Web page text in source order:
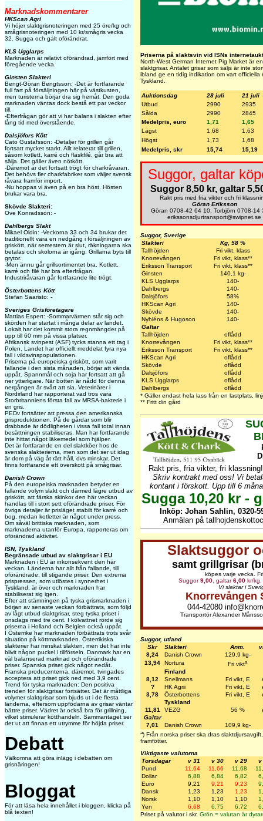
Marknadskommentarer
HKScan Agri
Vi höjer slaktgrisnoteringen med 25 öre/kg och
smågrisnoteringen med 10 kr/smågris vecka
32. Sugga och galt oförändrat.
KLS Ugglarps
Marknaden är relativt oförändrad, jämfört med
föregående vecka.
Ginsten Slakteri
Bengt-Göran Bengtsson: -Det är fortfarande
full fart på försäljningen här på västkusten,
men turisterna börjar dra sig hemåt. Den goda
marknaden väntas dock bestå ett par veckor
till.
-Efterfrågan gör att vi har balans i slakten efter
lång tid med överstående.
Dalsjöfors Kött
Cato Gustafsson: -Detaljer för grillen går
fortsatt mycket starkt. Allt relaterat till grillen,
såsom kotlett, karré och fläskfilé, går bra att
sälja. Det gäller även nötkött.
-Däremot är det fortsatt trögt för charkråvaran.
Det behövs fler charkfabriker som väljer svensk
råvara framför import.
-Nu hoppas vi även på en bra höst. Hösten
brukar vara bra.
Skövde Slakteri:
Ove Konradsson: -
Dahlbergs Slakt
Mikael Oldin: -Veckorna 33 och 34 brukar det
traditionellt vara en nedgång i försäljningen av
griskött, när semestern är slut, räkningarna ska
betalas och skolorna är igång. Grillarna byts till
grytor.
-Men ännu går grillsortimentet bra. Kotlett,
karré och filé har bra efterfrågan.
Industriråvaran går fortfarande lite trögt.
Österbottens Kött
Stefan Saaristo: -
Sveriges Grisföretagare
Mattias Espert: -Sommarvärmen står sig och
skörden har startat i många delar av landet.
Lokalt har det kommit stora regnmängder på
upp till 60 mm på vissa platser.
Afrikansk svinpest (ASF) tycks stanna ett tag i
Polen. Landet har officiellt meddelat fyra nya
fall i vildsvinspopulationen.
Priserna på europeiska griskött, som varit
fallande i den sista månaden, börjar att vända
uppåt. Spannmål och soja har fortsatt att gå
ner ytterligare. När botten är nådd för denna
nergången är svårt att sia. Veterinärer i
Nordirland har rapporterat vad tros vara
Storbritanniens första fall av MRSA-bakterie i
en gris.
PEDv fortsätter att pressa den amerikanska
grisproduktionen. På de gårdar som blir
drabbade är dödligheten i vissa fall total innan
besättningen stabiliseras. Man har fortfarande
inte hittat något läkemedel som hjälper.
Det är fortfarande en del slaktköer hos de
svenska slakterierna, men som det ser ut idag
är dom på väg åt rätt håll, dvs minskar. Det
finns fortfarande ett överskott på smågrisar.
Danish Crown
På den europeiska marknaden betyder en
fallande volym slakt och därmed lägre utbud av
griskött, att färska skinkor den här veckan
handlas till i stort sett oförändrade priser. För
övriga detaljer är prisläget stabilt för karré och
bog, medan kotletter är något under press.
Om såväl brittiska marknaden, som
marknaderna utanför Europa, rapporteras om
oförändrad aktivitet.
ISN, Tyskland
Begränsade utbud av slaktgrisar i EU
Marknaden i EU är inkonsekvent den här
veckan. Länderna har allt från fallande, till
oförändrade, till stigande priser. Den extrema
prispressen, som utlöstes i synnerhet i
Tyskland, är över och marknaden har
stabiliserat sig igen.
Efter att stämningen på tyska grismarknaden i
början av senaste veckan förbättrats, som följd
av lågt utbud slaktgrisar, steg tyska priset i
onsdags med tre cent. I kölvattnet rörde sig
priserna i Holland och Belgien också uppåt.
I Österrike har marknaden förbättrats trots svår
situation på köttmarknaden. Österrikiska
slakterier har minskat slakten, men det har inte
blivit någon puckel i tillförseln. Danmark har en
väl balanserad marknad och oförändrade
priser. Spanska priset gick något nedåt.
Franska producenterna, däremot, tvingades
acceptera att priset gick ned med 3,9 cent.
Trend för tyska marknaden: Den positiva
trenden för slaktgrisar fortsätter. Det är måttliga
volymer slaktgrisar som bjuds ut i de flesta
länderna, eftersom uppfödarna av grisar väntar
bättre priser. Vädret är också bra för grillning,
vilket stimulerar kötthandeln. Sammantaget ser
det ut att finnas ett utrymme för höjda priser.
Debatt
Välkomna att göra inlägg i debatten om
grisnäringen!
Bloggat
För att läsa hela innehållet i bloggen, klicka på
blå texten!
Priserna på slaktsvin vid ISNs
North-West German Internet Pig Market är
slaktgrisar. Antalet grisar som säljs är inte
ibland ge en tidig indikation om vart officiella
Tyskland.
Auktionsdag 28 juli
21 juli
Utbud
2990
2935
Sålda
2990
2845
Medelpris, euro
1,71
1,65
Lägst
1,68
1,63
Högst
1,73
1,68
Medelpris, skr
15,74 15,19
Suggor, galtar
Suggor 8,50 kr, galtar
Rakt pris med fria vikter och fri
Göran Eriksson
Göran 0708-42 64 10, Torbjörn 0708-14
erikssonsdjurtransport@swipnet.se
Suggor, Sverige
Slakteri
Kg, 58 %
Tallhöjden
Fri vikt, klass
Knorrevången
Fri vikt, klass**
Eriksson Transport
Fri vikt, klass**
Ginsten
140,1 kg-
KLS Ugglarps
140-
Dahlbergs
140-
Dalsjöfors
58%
HKScan Agri
140-
Skövde
140-
Nyhléns & Hugoson
140-
Galtar
Tallhöjden
oflådd
Knorrevången
Fri vikt, klass**
Eriksson Transport
Fri vikt, klass**
HKScan Agri
oflådd
Skövde
oflådd
Dalsjöfors
oflådd
KLS Ugglarps
oflådd
Dahlbergs
oflådd
* Gäller endast hela lass från en lastplats,
** Fritt din gård
Rakt pris, fria vikter, fri
Skriv kontrakt med oss! Vi
kontant i förskott. Upp till 6
Sugga 10,20 kr -
Inköp: Johan Sahlin, 0320-
Anmälan på
Slaktsuggor
samt grillgrisar
köpes varje vecka.
Suggor9,00 , galtar6,00 kr/kg.
Vi slaktar i
Knorrevången
044-42080
Transportör Alexander
Suggor, utland
Skr
Slakteri Anm.
8,24
Danish Crown
129,9 kg-
13,94
Nortura Fri vikta
Finland
8,12
Snellmans Fri vikt, E
?
HK Agrii Fri vikt, E
3,78
Österbottens Fri vikt, E
Tyskland
11,81
VEZG 56 %
Galtar
7,01
Danish Crown 109,9 kg-
a) Från norska priser ska dras
framfötter.
Viktigaste valutorna
Torsdagar
v 31 v 30 v 29
v
Pund
11,64 11,66 11,68
Dollar
6,88 6,84 6,82
Euro
9,21 9,21 9,23
Dansk
1,23 1,23 1,23
Norsk
1,10 1,10 1,10
Yen
6,68 6,75 6,72
Priset på valutor i skr. Grön = valutan är